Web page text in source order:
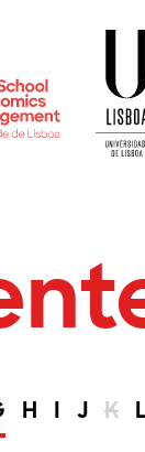
H I J K